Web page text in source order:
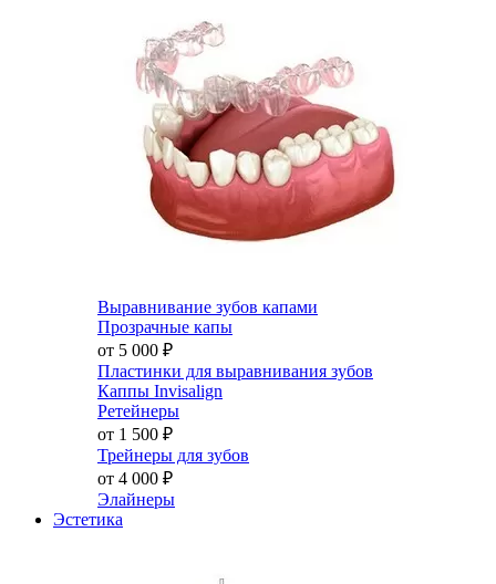
Выравнивание зубов капами
Прозрачные капы
от 5 000 ₽
Пластинки для выравнивания зубов
Каппы Invisalign
Ретейнеры
от 1 500 ₽
Трейнеры для зубов
от 4 000 ₽
Элайнеры
Эстетика